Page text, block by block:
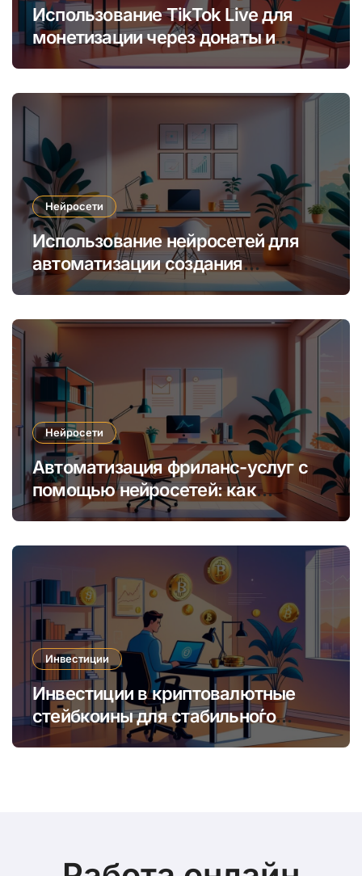
Использование TikTok Live для
монетизации через донаты и
платные подписки
Нейросети
Использование нейросетей для
автоматизации создания
уникальных интернет-курсов и
Нейросети
Автоматизация фриланс-услуг с
помощью нейросетей: как
увеличить доход и сократить
Инвестиции
Инвестиции в криптовалютные
стейбкоины для стабильно́го
онлайн-заработка в условиях